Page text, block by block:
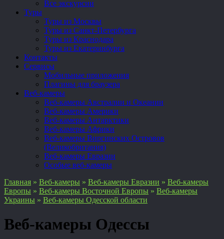
Все экскурсии
Туры
Туры из Москвы
Туры из Санкт-Петербурга
Туры из Краснодара
Туры из Екатеринбурга
Контакты
Сервисы
Мобильные приложения
Плагины для браузера
Веб-камеры
Веб-камеры Австралии и Океании
Веб-камеры Америки
Веб-камеры Антарктики
Веб-камеры Африки
Веб-камеры Виргинских Островов
(Великобритания)
Веб-камеры Евразии
Особые веб-камеры
Главная » Веб-камеры » Веб-камеры Евразии » Веб-камеры
Европы » Веб-камеры Восточной Европы » Веб-камеры
Украины » Веб-камеры Одесской области
Веб-камеры Одессы